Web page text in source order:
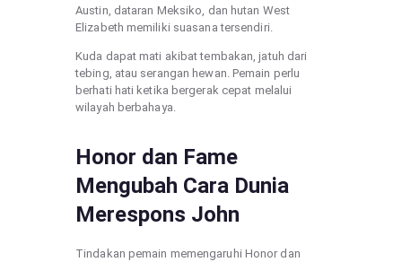
Austin, dataran Meksiko, dan hutan West
Elizabeth memiliki suasana tersendiri.
Kuda dapat mati akibat tembakan, jatuh dari
tebing, atau serangan hewan. Pemain perlu
berhati hati ketika bergerak cepat melalui
wilayah berbahaya.
Honor dan Fame
Mengubah Cara Dunia
Merespons John
Tindakan pemain memengaruhi Honor dan